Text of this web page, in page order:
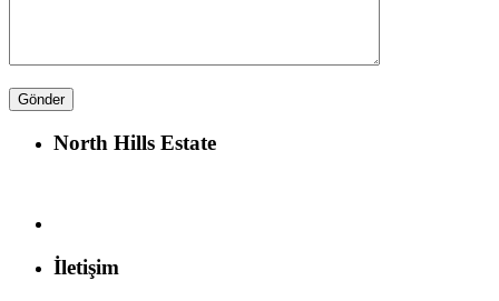
North Hills Estate
İletişim